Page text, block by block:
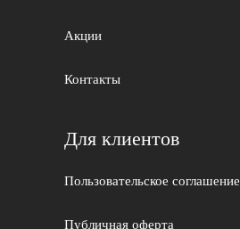
Акции
Контакты
Для клиентов
Пользовательское соглашение
Публичная оферта